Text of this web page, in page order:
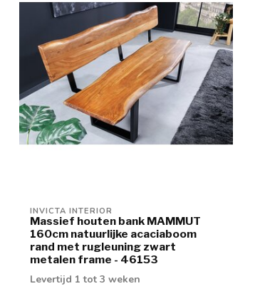
INVICTA INTERIOR
Massief houten bank MAMMUT
160cm natuurlijke acaciaboom
rand met rugleuning zwart
metalen frame - 46153
Levertijd 1 tot 3 weken